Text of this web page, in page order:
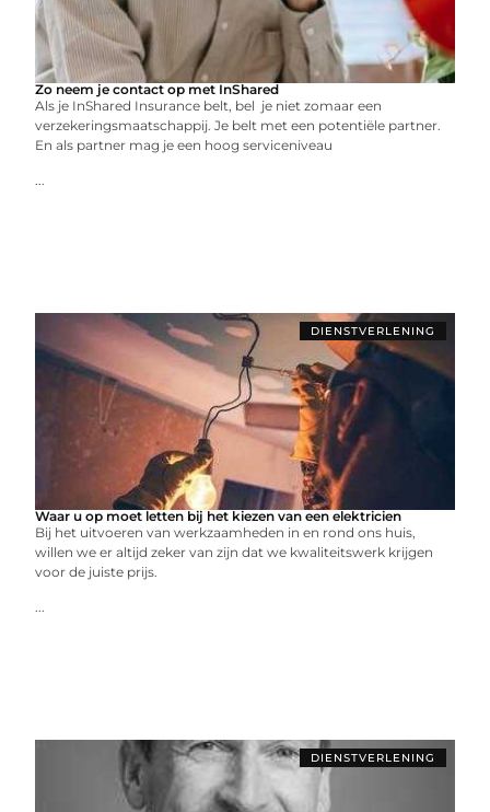
Zo neem je contact op met InShared
Als je InShared Insurance belt, bel je niet zomaar een
verzekeringsmaatschappij. Je belt met een potentiële partner.
En als partner mag je een hoog serviceniveau
...
DIENSTVERLENING
Waar u op moet letten bij het kiezen van een elektricien
Bij het uitvoeren van werkzaamheden in en rond ons huis,
willen we er altijd zeker van zijn dat we kwaliteitswerk krijgen
voor de juiste prijs.
...
DIENSTVERLENING